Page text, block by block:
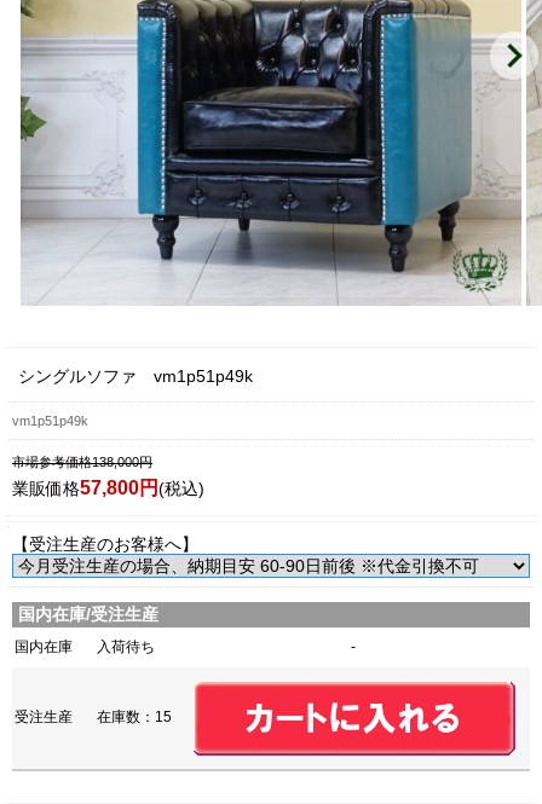
シングルソファ vm1p51p49k
vm1p51p49k
市場参考価格138,000円
業販価格57,800円(税込)
【受注生産のお客様へ】
国内在庫/受注生産
国内在庫 入荷待ち -
受注生産 在庫数：15